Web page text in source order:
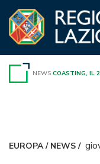
contenuto
NEWS COASTING, IL
EUROPA/ NEWS/